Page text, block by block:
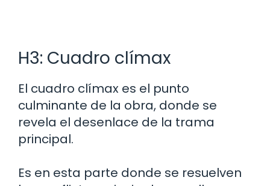
H3: Cuadro clímax
El cuadro clímax es el punto
culminante de la obra, donde se
revela el desenlace de la trama
principal.
Es en esta parte donde se resuelven